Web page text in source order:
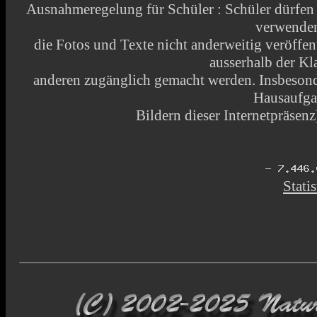
Ausnahmeregelung für Schüler : Schüler
die Fotos und Texte nicht anderweitig
ausserhalb der
anderen zugänglich gemacht werden.
Bildern dieser